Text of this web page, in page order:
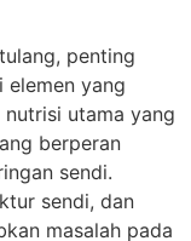
penting
elemen yang
utama yang
berperan
sendi.
sendi, dan
masalah pada